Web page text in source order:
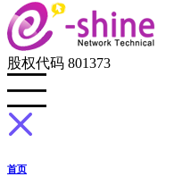
股权代码 801373
首页